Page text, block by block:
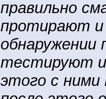
правильно
протирают и
обнаружении
тестируют и
этого с